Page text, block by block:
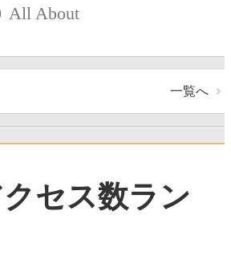
All About
一覧へ
セス数ラン